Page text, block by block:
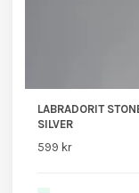
LABRADORIT
SILVER
599 kr